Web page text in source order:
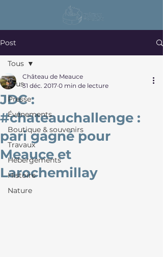
Post
Tous
Presse
Événements
Boutique & souvenirs
Travaux
Hébergements
Histoire
Nature
Tous
JDC :
#chateauchallenge :
pari gagné pour
Meauce et
Larochemillay
Château de Meauce
31 déc. 2017 0 min de lecture